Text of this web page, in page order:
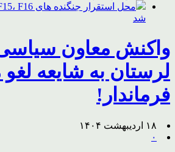
شد
واکنش معاون سیاسی
لرستان به شایعه
فرماندار!
۱۸ اردیبهشت ۱۴۰۴
۰